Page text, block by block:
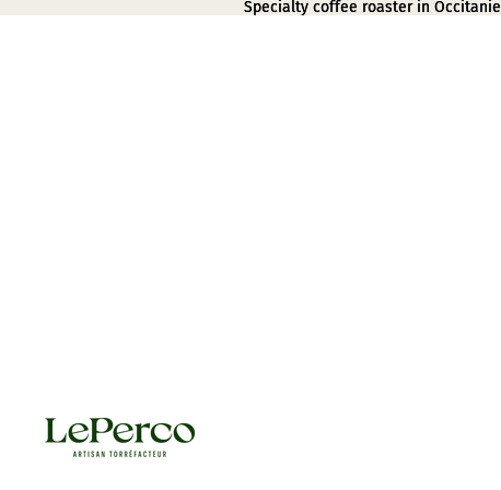
Specialty coffee roaster in Occitanie
Specialty coffee roaster in Occitanie